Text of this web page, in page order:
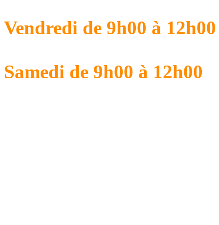
Vendredi de 9h00 à
Samedi de 9h00 à 12h00